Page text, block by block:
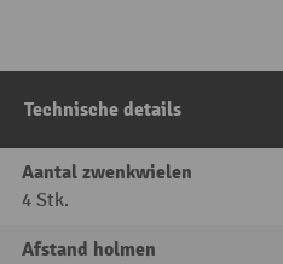
Technische details
Aantal zwenkwielen
4 Stk.
Afstand holmen